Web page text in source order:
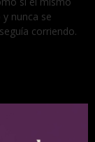
nunca se
corriendo.